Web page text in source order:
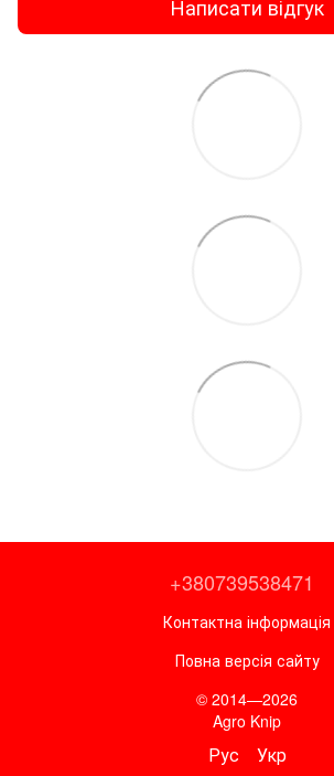
Написати відгук
+380739538471
Контактна інформація
Повна версія сайту
© 2014—2026
Agro Knip
Рус Укр